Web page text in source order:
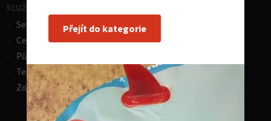
SLUŽBY - zimní sporty
Servis lyží
Celosezonní půjčovna lyží
Půjčovna lyží
Test centrum SPORTEN
Zobrazit vše
Přejít do kategorie